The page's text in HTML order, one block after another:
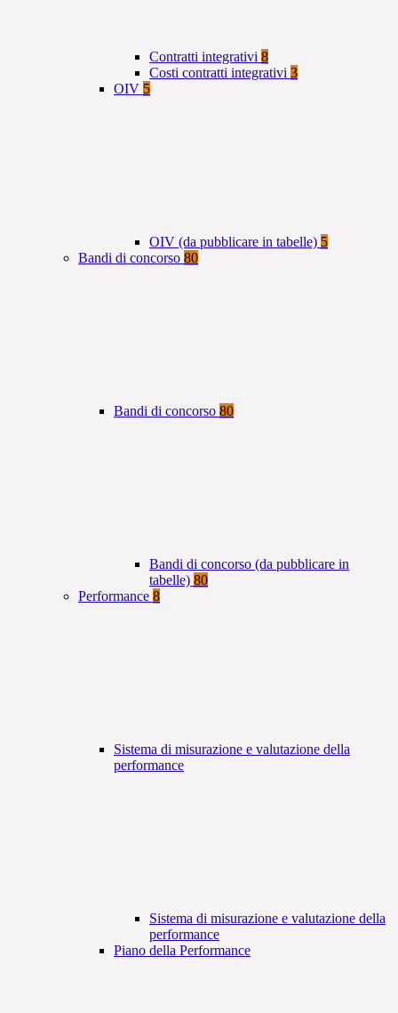
Contratti integrativi 8
Costi contratti integrativi 3
OIV 5
OIV (da pubblicare in tabelle) 5
Bandi di concorso 80
Bandi di concorso 80
Bandi di concorso (da pubblicare in
tabelle) 80
Performance 8
Sistema di misurazione e valutazione della
performance
Sistema di misurazione e valutazione della
performance
Piano della Performance